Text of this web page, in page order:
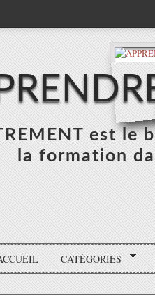
est
la formation
CATÉGORIES